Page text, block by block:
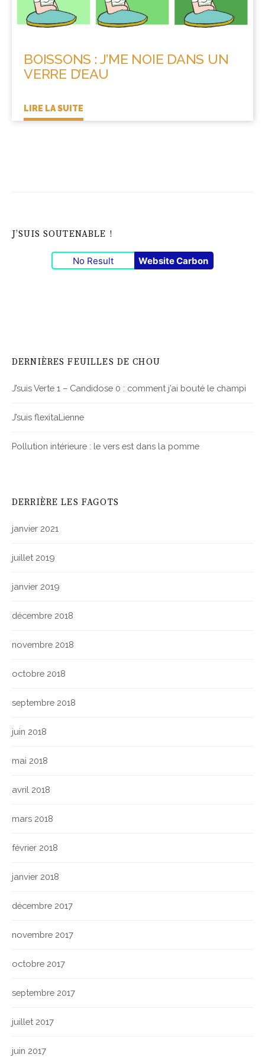
BOISSONS : J’ME NOIE DANS UN
VERRE D’EAU
LIRE LA SUITE
J’SUIS SOUTENABLE !
No Result Website Carbon
DERNIÈRES FEUILLES DE CHOU
J’suis Verte 1 – Candidose 0 : comment j’ai bouté le champi
J’suis flexitaLienne
Pollution intérieure : le vers est dans la pomme
DERRIÈRE LES FAGOTS
janvier 2021
juillet 2019
janvier 2019
décembre 2018
novembre 2018
octobre 2018
septembre 2018
juin 2018
mai 2018
avril 2018
mars 2018
février 2018
janvier 2018
décembre 2017
novembre 2017
octobre 2017
septembre 2017
juillet 2017
juin 2017